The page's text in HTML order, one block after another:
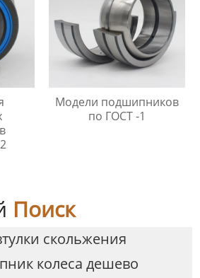
Модели подшипников
по ГОСТ -1
Поиск
скольжения
колеса дешево